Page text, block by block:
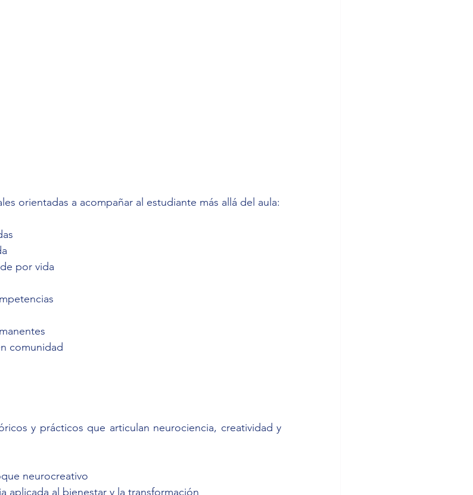
orientadas a acompañar al estudiante más allá del aula:
por vida
comunidad
y prácticos que articulan neurociencia, creatividad y
neurocreativo
aplicada al bienestar y la transformación